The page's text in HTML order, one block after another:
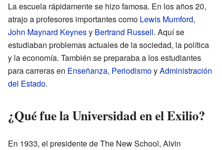
La escuela rápidamente se hizo famosa. En los años 20,
atrajo a profesores importantes como Lewis Mumford,
John Maynard Keynesy Bertrand Russell. Aquí se
estudiaban problemas actuales de la sociedad, la política
y la economía. También se preparaba a los estudiantes
para carreras en Enseñanza, PeriodismoyAdministración
del Estado.
¿Qué fue la Universidad en el Exilio?
En 1933, el presidente de The New School, Alvin